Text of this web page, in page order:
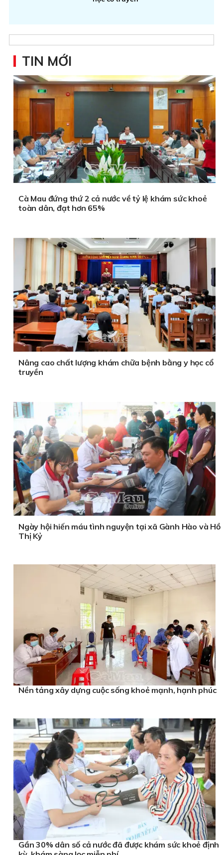
TIN MỚI
Cà Mau đứng thứ 2 cả nước về tỷ lệ khám sức khoẻ
toàn dân, đạt hơn 65%
Nâng cao chất lượng khám chữa bệnh bằng y học cổ
truyền
Ngày hội hiến máu tình nguyện tại xã Gành Hào và Hồ
Thị Kỷ
Nền tảng xây dựng cuộc sống khoẻ mạnh, hạnh phúc
Gần 30% dân số cả nước đã được khám sức khoẻ định